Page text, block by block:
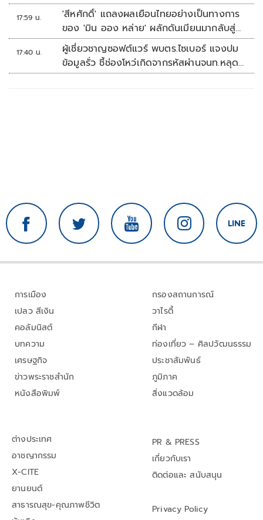
คัพ สนาม 3
17:59 น.
'สีหศักดิ์' แถลงผลเยือนไทยอย่างเป็นทางการ
ของ 'มิน ออง หล่าย' ผลักดันเมียนมากลับสู่
อาเซียน
17:40 น.
ผู้เชี่ยวชาญซอฟต์แวร์ พบตร.ไซเบอร์ แจงปม
ข้อมูลรั่ว ชี้ช่องโหว่เกิดจากรหัสผ่านจนท.หลุด
ไม่ใช่ถูกแฮกระบบ
การเมือง
เปลว สีเงิน
คอลัมนิสต์
บทความ
เศรษฐกิจ
ข่าวพระราชสำนัก
หนังสือพิมพ์
กรองสถานการณ์
วาไรตี้
กีฬา
ท่องเที่ยว – ศิลปวัฒนธรรม
ประชาสัมพันธ์
ภูมิภาค
สิ่งแวดล้อม
ต่างประเทศ
อาชญากรรม
X-CITE
ยานยนต์
สาธารณสุข-คุณภาพชีวิต
PR & PRESS
เกี่ยวกับเรา
ติดต่อและ สนับสนุน
Privacy Policy